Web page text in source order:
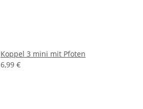
Koppel 3 mini mit Pfoten
6,99 €